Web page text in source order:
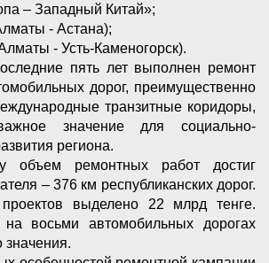
– Западный Китай»;
- Астана);
- Усть-Каменогорск).
пять лет выполнен ремонт
дорог, преимущественно
транзитные коридоры,
значение для социально-
региона.
объем ремонтных работ достиг
– 376 км республиканских дорог.
выделено 22 млрд тенге.
на восьми автомобильных дорогах
значения.